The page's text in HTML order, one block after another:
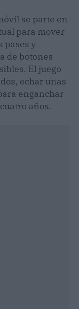
se parte en
para mover
pases y
de botones
El juego
echar unas
enganchar
años.